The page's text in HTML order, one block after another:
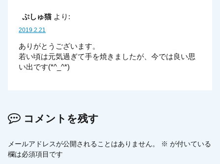
ぷしゅ猫 より:
2019.2.21
ありがとうございます。
若い頃は元気過ぎて手を焼きましたが、今では良い思
い出です(*^_^*)
コメントを残す
メールアドレスが公開されることはありません。 ※ が付いている
欄は必須項目です